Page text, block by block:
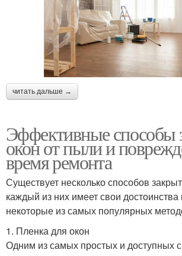
читать дальше →
Эффективные
окон от пыли и
время ремонта
Существует несколько способов
каждый из них имеет свои достоинства
некоторые из самых популярных
1. Пленка для окон
Одним из самых простых и доступных